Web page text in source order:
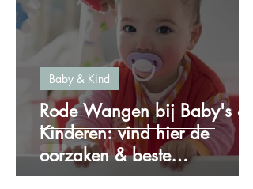
Rode Wangen bij Baby's &
Kinderen: vind hier de
oorzaken & beste
oplossingen!
Baby & Kind